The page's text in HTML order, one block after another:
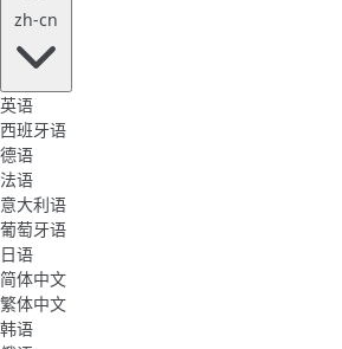
zh-cn
英语
西班牙语
德语
法语
意大利语
葡萄牙语
日语
简体中文
繁体中文
韩语